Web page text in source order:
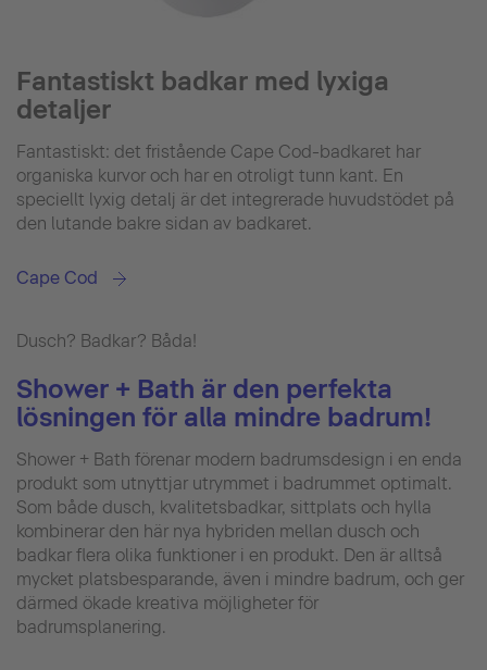
Fantastiskt badkar med lyxiga
detaljer
Fantastiskt: det fristående Cape Cod-badkaret har
organiska kurvor och har en otroligt tunn kant. En
speciellt lyxig detalj är det integrerade huvudstödet på
den lutande bakre sidan av badkaret.
Cape Cod
Dusch? Badkar? Båda!
Shower + Bath är den perfekta
lösningen för alla mindre badrum!
Shower + Bath förenar modern badrumsdesign i en enda
produkt som utnyttjar utrymmet i badrummet optimalt.
Som både dusch, kvalitetsbadkar, sittplats och hylla
kombinerar den här nya hybriden mellan dusch och
badkar flera olika funktioner i en produkt. Den är alltså
mycket platsbesparande, även i mindre badrum, och ger
därmed ökade kreativa möjligheter för
badrumsplanering.